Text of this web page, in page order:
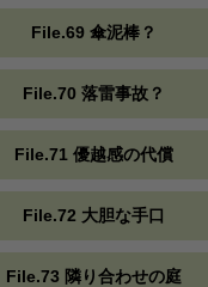
File.69 傘泥棒？
File.70 落雷事故？
File.71 優越感の代償
File.72 大胆な手口
File.73 隣り合わせの庭